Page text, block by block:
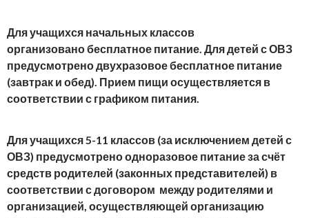
Для учащихся начальных классов
организовано бесплатное питание. Для детей с ОВЗ
предусмотрено двухразовое бесплатное питание
(завтрак и обед). Прием пищи осуществляется в
соответствии с графиком питания.
Для учащихся 5-11 классов (за исключением детей с
ОВЗ) предусмотрено одноразовое питание за счёт
средств родителей (законных представителей) в
соответствии с договором между родителями и
организацией, осуществляющей организацию